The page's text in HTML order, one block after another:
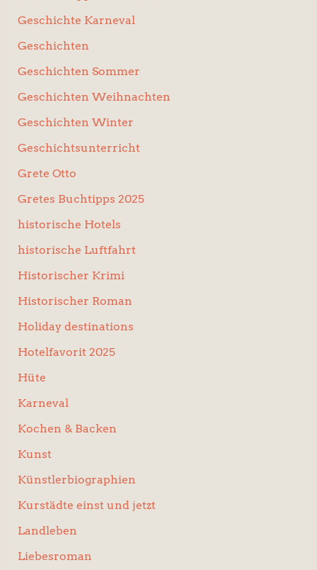
Geschichte Karneval
Geschichten
Geschichten Sommer
Geschichten Weihnachten
Geschichten Winter
Geschichtsunterricht
Grete Otto
Gretes Buchtipps 2025
historische Hotels
historische Luftfahrt
Historischer Krimi
Historischer Roman
Holiday destinations
Hotelfavorit 2025
Hüte
Karneval
Kochen & Backen
Kunst
Künstlerbiographien
Kurstädte einst und jetzt
Landleben
Liebesroman